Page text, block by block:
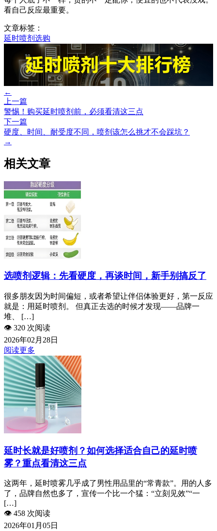
看自己反应最重要。
文章标签：
延时喷剂选购
←
上一篇
警惕！购买延时喷剂前，必须看清这三点
下一篇
硬度、时间、耐受度不同，喷剂该怎么挑才不会踩坑？
→
相关文章
选喷剂逻辑：先看硬度，再谈时间，新手别搞反了
很多朋友因为时间偏短，或者希望让伴侣体验更好，第一反应
就是：用延时喷剂。 但真正去选的时候才发现——品牌一
堆、 […]
👁️ 320 次阅读
2026年02月28日
阅读更多
延时长就是好喷剂？如何选择适合自己的延时喷
雾？重点看清这三点
这两年，延时喷雾几乎成了男性用品里的“常青款”。用的人多
了，品牌自然也多了，宣传一个比一个猛：“立刻见效”“一
[…]
👁️ 458 次阅读
2026年01月05日